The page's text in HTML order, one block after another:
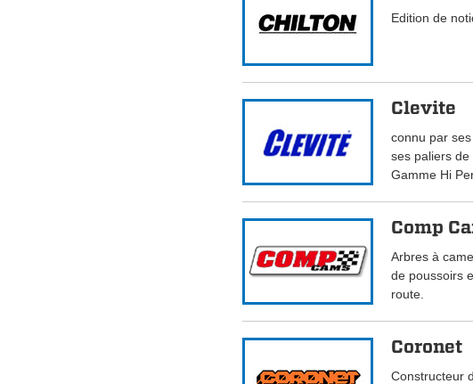
Edition de
Clevite
connu par
ses paliers de
Gamme Hi
Comp
Arbres à
de poussoirs
route.
Coronet
Constructeur